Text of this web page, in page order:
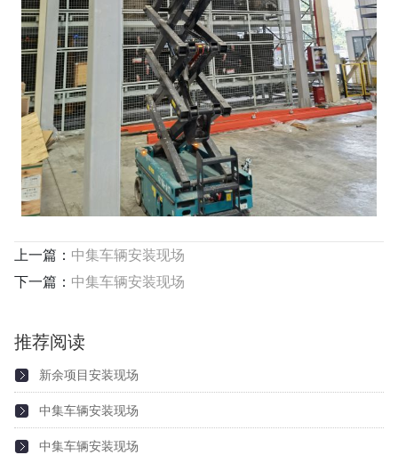
上一篇： 中集车辆安装现场
下一篇： 中集车辆安装现场
推荐阅读
新余项目安装现场
中集车辆安装现场
中集车辆安装现场